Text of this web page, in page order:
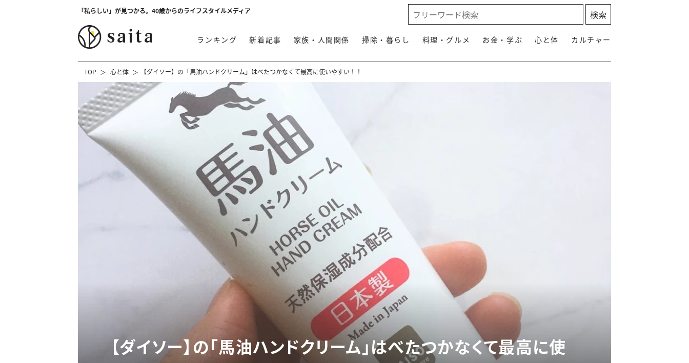
「私らしい」が見つかる。40歳からのライフスタイルメディア
ランキング 新着記事 家族・人間関係 掃除・暮らし 料理・グルメ お金・学ぶ 心と体 カルチャー
TOP 心と体 【ダイソー】の「馬油ハンドクリーム」はべたつかなくて最高に使いやすい！！
【ダイソー】の「馬油ハンドクリーム」はべたつかなくて最高に使